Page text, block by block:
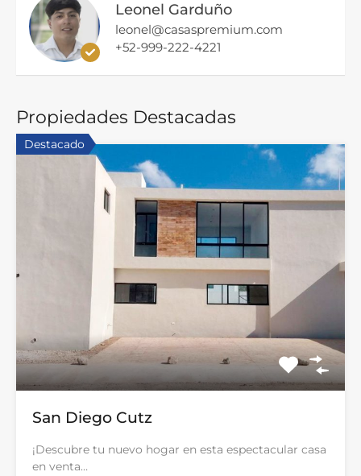
Leonel Garduño
leonel@casaspremium.com
+52-999-222-4221
Propiedades Destacadas
Destacado
San Diego Cutz
¡Descubre tu nuevo hogar en esta espectacular casa
en venta…